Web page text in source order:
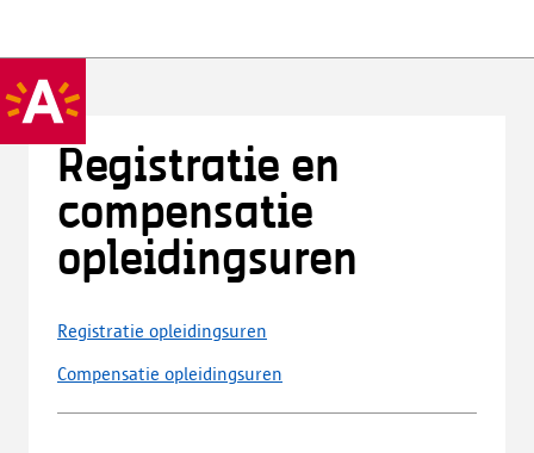
Registratie en
compensatie
opleidingsuren
Registratie opleidingsuren
Compensatie opleidingsuren